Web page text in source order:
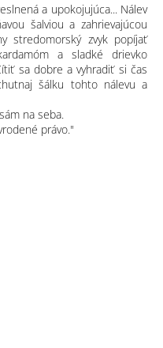
a upokojujúca... Nálev
šalviou a zahrievajúcou
stredomorský zvyk popíjať
a sladké drievko
sa dobre a vyhradiť si čas
šálku tohto nálevu a
na seba.
právo."